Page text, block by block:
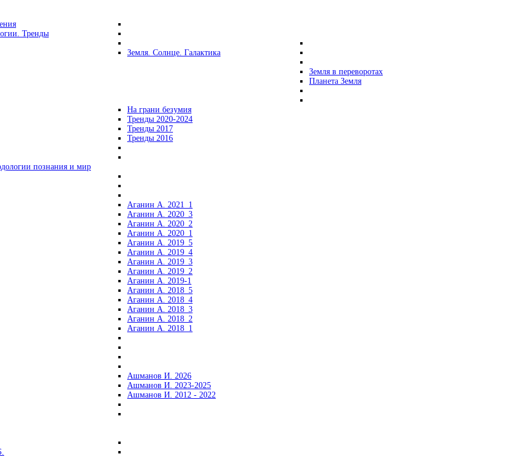
Тренды
Земля. Солнце. Галактика
Земля в переворотах
Планета Земля
На грани безумия
Тренды 2020-2024
Тренды 2017
Тренды 2016
познания и мир
Аганин А. 2021_1
Аганин А. 2020_3
Аганин А. 2020_2
Аганин А. 2020_1
Аганин А. 2019_5
Аганин А. 2019_4
Аганин А. 2019_3
Аганин А. 2019_2
Аганин А. 2019-1
Аганин А. 2018_5
Аганин А. 2018_4
Аганин А. 2018_3
Аганин А. 2018_2
Аганин А. 2018_1
Ашманов И. 2026
Ашманов И. 2023-2025
Ашманов И. 2012 - 2022